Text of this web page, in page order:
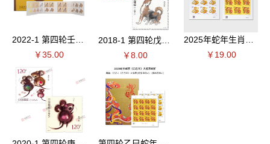
￥35.00
2018-1 第四轮戊戌狗年生肖邮票 套票
￥8.00
￥19.00